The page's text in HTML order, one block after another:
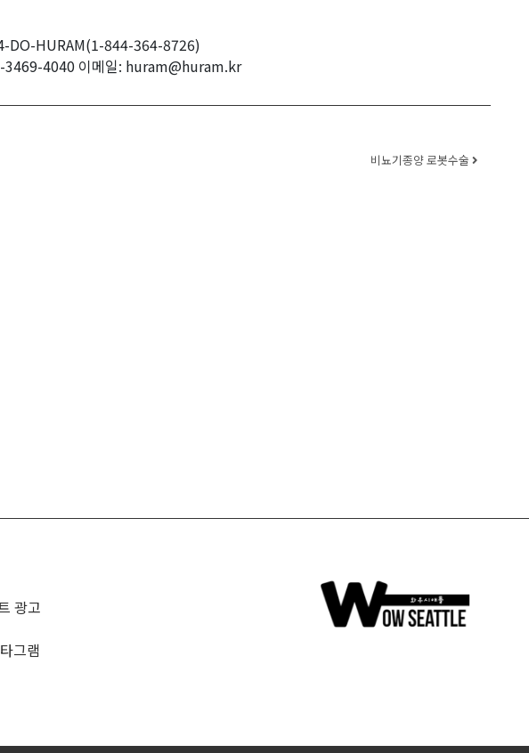
DO-HURAM(1-844-364-8726)
4040 이메일: huram@huram.kr
비뇨기종양 로봇수술
광고
그램